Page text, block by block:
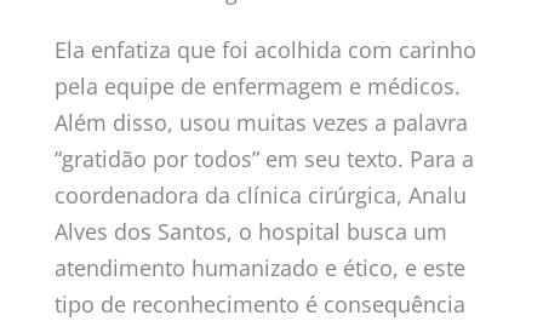
Ela enfatiza que foi acolhida com carinho
pela equipe de enfermagem e médicos.
Além disso, usou muitas vezes a palavra
“gratidão por todos” em seu texto. Para a
coordenadora da clínica cirúrgica, Analu
Alves dos Santos, o hospital busca um
atendimento humanizado e ético, e este
tipo de reconhecimento é consequência